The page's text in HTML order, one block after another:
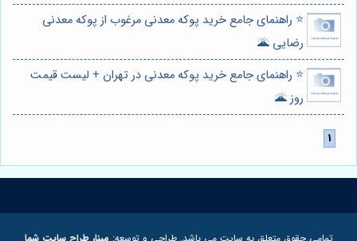
⭐️ راهنمای جامع خرید پوکه معدنی مرغوب از پوکه معدنی
رضایی 🌋
⭐️ راهنمای جامع خرید پوکه معدنی در تهران + لیست قیمت
روز 🌋